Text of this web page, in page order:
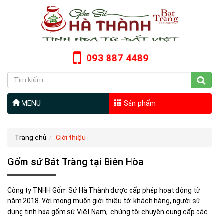
093 887 4489
MENU Sản phẩm
Trang chủ Giới thiệu
Gốm sứ Bát Tràng tại Biên Hòa
Công ty TNHH Gốm Sứ Hà Thành được cấp phép hoạt động từ
năm 2018. Với mong muốn giới thiệu tới khách hàng, người sử
dụng tinh hoa gốm sứ Việt Nam, chúng tôi chuyên cung cấp các